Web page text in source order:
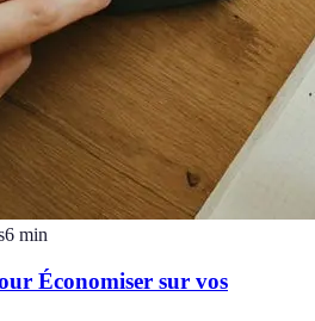
6 min
Économiser sur vos